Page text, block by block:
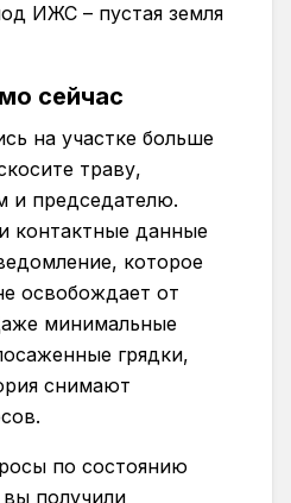
ИЖС – пустая земля
сейчас
на участке больше
траву,
и председателю.
контактные данные
которое
освобождает от
минимальные
грядки,
снимают
по состоянию
получили